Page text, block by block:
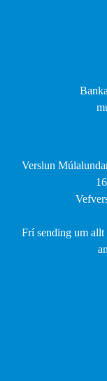
Verslun
Frí sending um